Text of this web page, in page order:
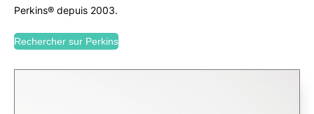
Perkins® depuis 2003.
Rechercher sur Perkins